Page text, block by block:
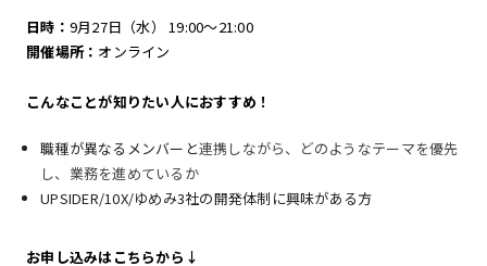
日時： 9月27日（水） 19:00〜21:00
開催場所： オンライン
こんなことが知りたい人におすすめ！
職種が異なるメンバーと連携しながら、どのようなテーマを優先
し、業務を進めているか
UPSIDER/10X/ゆめみ3社の開発体制に興味がある方
お申し込みはこちらから↓